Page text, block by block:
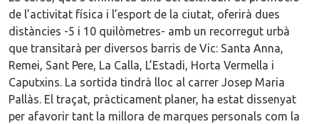
de l’activitat física i l’esport de la ciutat, oferirà dues
distàncies -5 i 10 quilòmetres- amb un recorregut urbà
que transitarà per diversos barris de Vic: Santa Anna,
Remei, Sant Pere, La Calla, L’Estadi, Horta Vermella i
Caputxins. La sortida tindrà lloc al carrer Josep Maria
Pallàs. El traçat, pràcticament planer, ha estat dissenyat
per afavorir tant la millora de marques personals com la